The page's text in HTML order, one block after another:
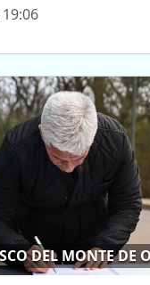
DEL MONTE DE